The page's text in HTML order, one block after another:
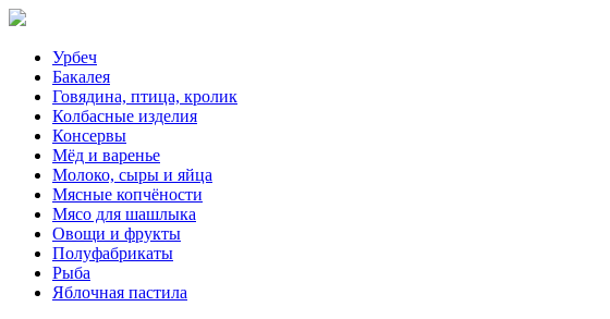
Урбеч
Бакалея
Говядина, птица, кролик
Колбасные изделия
Консервы
Мёд и варенье
Молоко, сыры и яйца
Мясные копчёности
Мясо для шашлыка
Овощи и фрукты
Полуфабрикаты
Рыба
Яблочная пастила